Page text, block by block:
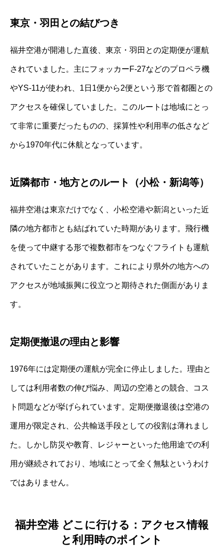
東京・羽田との結びつき
福井空港が開港した直後、東京・羽田との定期便が運航
されていました。主にフォッカーF-27などのプロペラ機
やYS-11が使われ、1日1便から2便という形で首都圏との
アクセスを確保していました。このルートは地域にとっ
て非常に重要だったものの、採算性や利用率の低さなど
から1970年代に休航となっています。
近隣都市・地方とのルート（小松・新潟等）
福井空港は東京だけでなく、小松空港や新潟といった近
隣の地方都市とも結ばれていた時期があります。飛行機
を使って中継する形で複数都市をつなぐフライトも運航
されていたことがあります。これにより県外の地方への
アクセスが地域振興に役立つと期待された側面がありま
す。
定期便撤退の理由と影響
1976年には定期便の運航が完全に停止しました。理由と
しては利用者数の伸び悩み、周辺の空港との競合、コス
ト問題などが挙げられています。定期便撤退後は空港の
運用が限定され、公共輸送手段としての役割は薄れまし
た。しかし防災や教育、レジャーといった他用途での利
用が継続されており、地域にとって全く無駄というわけ
ではありません。
福井空港 どこに行ける：アクセス情報
と利用時のポイント